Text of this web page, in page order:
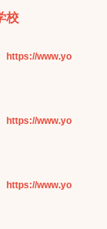
校
https://www.yo
https://www.yo
https://www.yo